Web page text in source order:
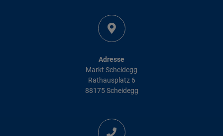
Adresse
Markt Scheidegg
Rathausplatz 6
88175 Scheidegg